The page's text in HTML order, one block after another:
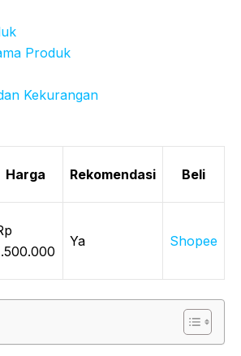
Produk
Kekurangan
Harga Rekomendasi Beli
Ya Shopee